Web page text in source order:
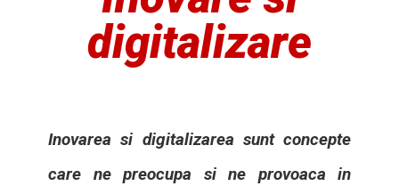
digitalizare
Inovarea si digitalizarea sunt concepte
care ne preocupa si ne provoaca in